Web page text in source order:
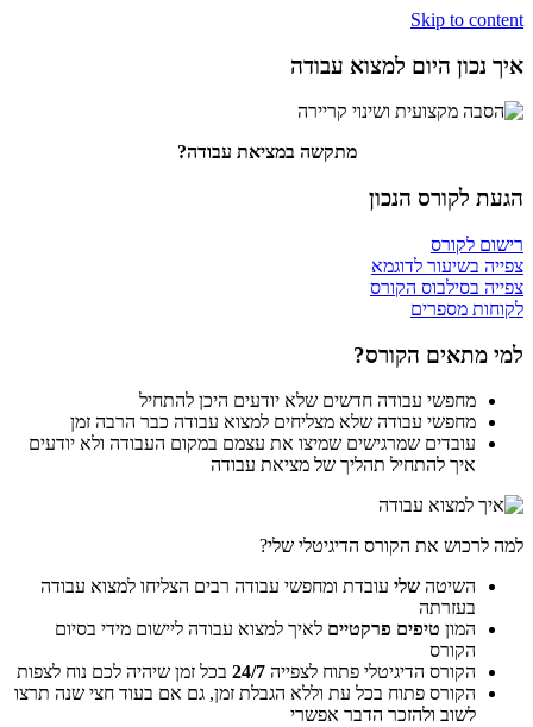
Skip to content
איך נכון היום למצוא עבודה
מתקשה במציאת עבודה?
הגעת לקורס הנכון
רישום לקורס
צפייה בשיעור לדוגמא
צפייה בסילבוס הקורס
לקוחות מספרים
למי מתאים הקורס?
מחפשי עבודה חדשים שלא יודעים היכן להתחיל
מחפשי עבודה שלא מצליחים למצוא עבודה כבר הרבה זמן
עובדים שמרגישים שמיצו את עצמם במקום העבודה ולא יודעים
איך להתחיל תהליך של מציאת עבודה
למה לרכוש את הקורס הדיגיטלי שלי?
השיטה שלי עובדת ומחפשי עבודה רבים הצליחו למצוא עבודה
בעזרתה
המון טיפים פרקטיים לאיך למצוא עבודה ליישום מידי בסיום
הקורס
הקורס הדיגיטלי פתוח לצפייה 24/7 בכל זמן שיהיה לכם נוח לצפות
הקורס פתוח בכל עת וללא הגבלת זמן, גם אם בעוד חצי שנה תרצו
לשוב ולהזכר הדבר אפשרי